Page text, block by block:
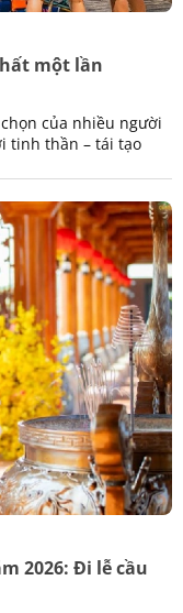
một lần
của nhiều người
tinh thần – tái tạo
tinh thần sâu
tích cực cho hành
2026: Đi lễ cầu